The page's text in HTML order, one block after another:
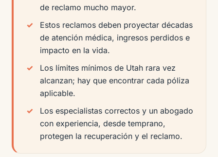
de reclamo mucho mayor.
Estos reclamos deben proyectar décadas
de atención médica, ingresos perdidos e
impacto en la vida.
Los límites mínimos de Utah rara vez
alcanzan; hay que encontrar cada póliza
aplicable.
Los especialistas correctos y un abogado
con experiencia, desde temprano,
protegen la recuperación y el reclamo.